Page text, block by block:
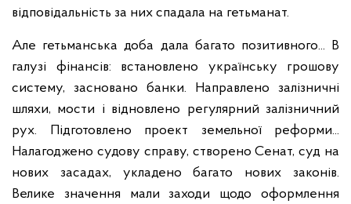
відповідальність за них спадала на гетьманат.
Але гетьманська доба дала багато позитивного... В
галузі фінансів: встановлено українську грошову
систему, засновано банки. Направлено залізничні
шляхи, мости і відновлено регулярний залізничний
рух. Підготовлено проект земельної реформи...
Налагоджено судову справу, створено Сенат, суд на
нових засадах, укладено багато нових законів.
Велике значення мали заходи щодо оформлення